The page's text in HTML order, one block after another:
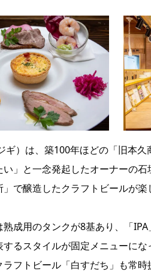
ギ）は、築100年ほどの「旧本
い」と一念発起したオーナーの
で醸造したクラフトビールが楽
熟成用のタンクが8基あり、「
するスタイルが固定メニューに
ラフトビール「白すだち」も常